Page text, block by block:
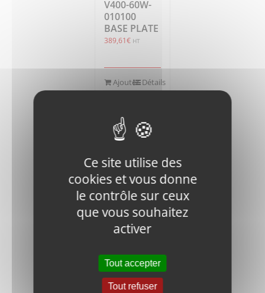
V400-60W-
010100
BASE PLATE
389,61€ HT
Ajouter
au
Détails
V400-
HSPG.W8-
DIN-1
ENDS
0,30€ HT
Ce site utilise des
cookies et vous donne
le contrôle sur ceux
que vous souhaitez
activer
Tout accepter
Tout refuser